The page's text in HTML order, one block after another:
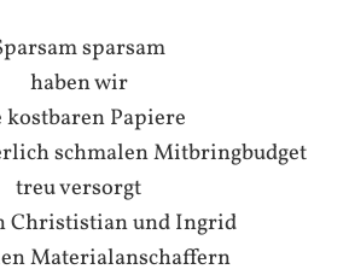
sparsam
haben wir
kostbaren Papiere
schmalen Mitbringbudget
treu versorgt
Christistian und Ingrid
Materialanschaffern